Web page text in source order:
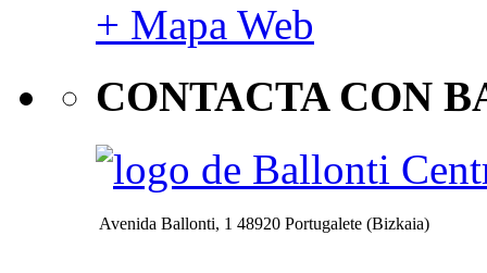
+ Mapa Web
CONTACTA CON
Avenida Ballonti, 1 48920 Portugalete (Bizkaia)